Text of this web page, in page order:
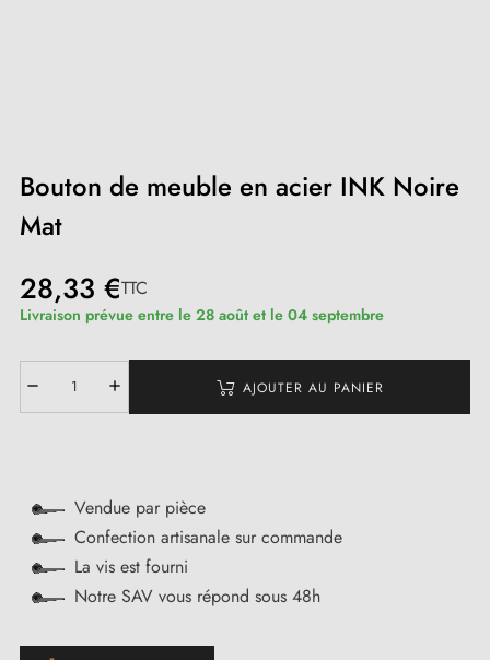
Bouton de meuble en acier INK Noire
Mat
28,33 €TTC
Livraison prévue entre le 28 août et le 04 septembre
AJOUTER AU PANIER
Vendue par pièce
Confection artisanale sur commande
La vis est fourni
Notre SAV vous répond sous 48h